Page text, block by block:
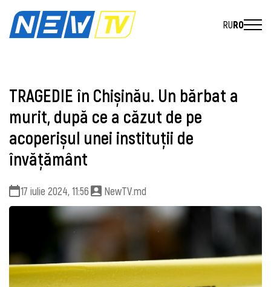
RURO
TRAGEDIE în Chișinău. Un bărbat a
murit, după ce a căzut de pe
acoperișul unei instituții de
învățământ
17 iulie 2024, 11:56 NewTV.md